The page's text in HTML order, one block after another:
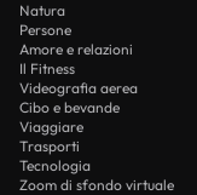
Natura
Persone
Amore e relazioni
Il Fitness
Videografia aerea
Cibo e bevande
Viaggiare
Trasporti
Tecnologia
Zoom di sfondo virtuale